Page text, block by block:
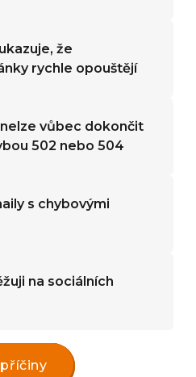
že
rychle opouštějí
vůbec dokončit
502 nebo 504
s chybovými
na sociálních